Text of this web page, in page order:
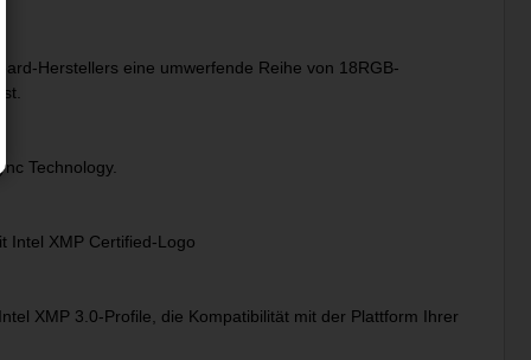
Herstellers eine umwerfende Reihe von 18RGB-
Technology.
Intel XMP Certified-Logo
XMP 3.0-Profile, die Kompatibilität mit der Plattform Ihrer